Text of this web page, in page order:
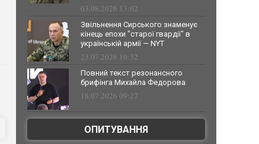
03.08.2026 13:02
Звільнення Сирського знаменує
кінець епохи "старої гвардії" в
українській армії — NYT
23.07.2026 10:32
Повний текст резонансного
брифінга Михайла Федорова
18.07.2026 09:27
ОПИТУВАННЯ